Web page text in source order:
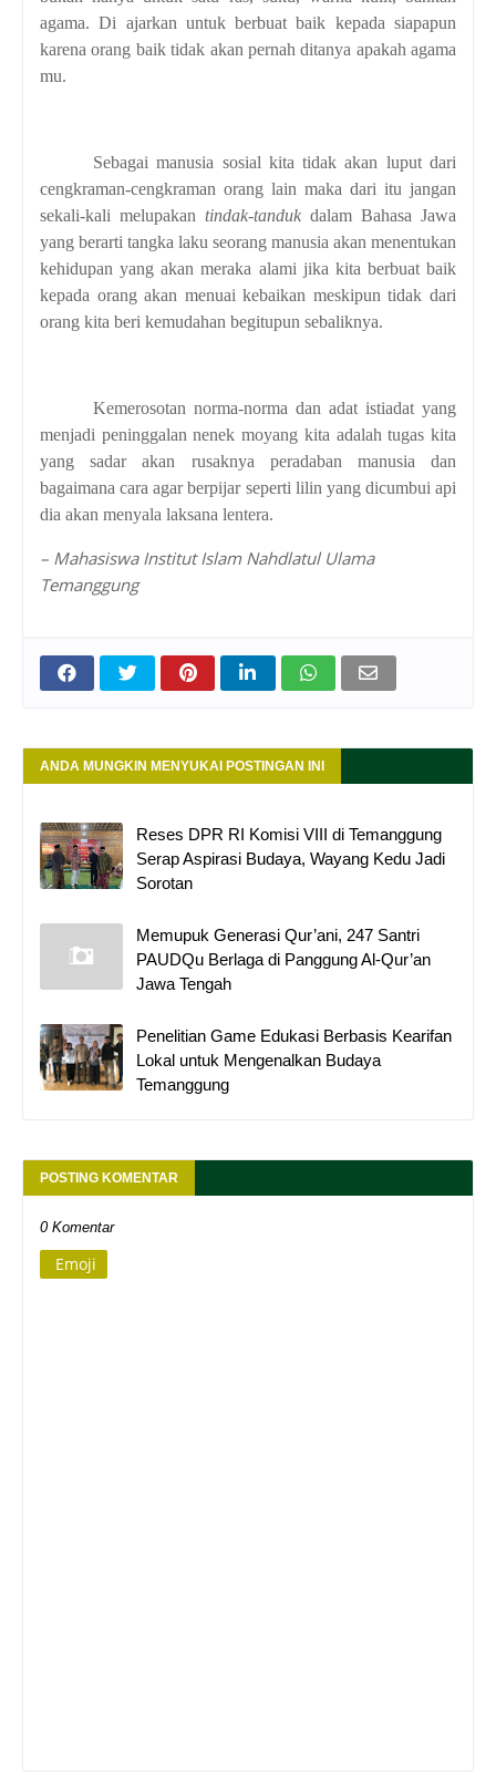
agama. Di ajarkan untuk berbuat baik kepada siapapun
karena orang baik tidak akan pernah ditanya apakah agama
mu.
Sebagai manusia sosial kita tidak akan luput dari
cengkraman-cengkraman orang lain maka dari itu jangan
sekali-kali melupakan tindak-tanduk dalam Bahasa Jawa
yang berarti tangka laku seorang manusia akan menentukan
kehidupan yang akan meraka alami jika kita berbuat baik
kepada orang akan menuai kebaikan meskipun tidak dari
orang kita beri kemudahan begitupun sebaliknya.
Kemerosotan norma-norma dan adat istiadat yang
menjadi peninggalan nenek moyang kita adalah tugas kita
yang sadar akan rusaknya peradaban manusia dan
bagaimana cara agar berpijar seperti lilin yang dicumbui api
dia akan menyala laksana lentera.
– Mahasiswa Institut Islam Nahdlatul Ulama
Temanggung
ANDA MUNGKIN MENYUKAI POSTINGAN INI
Reses DPR RI Komisi VIII di Temanggung
Serap Aspirasi Budaya, Wayang Kedu Jadi
Sorotan
Memupuk Generasi Qur’ani, 247 Santri
PAUDQu Berlaga di Panggung Al-Qur’an
Jawa Tengah
Penelitian Game Edukasi Berbasis Kearifan
Lokal untuk Mengenalkan Budaya
Temanggung
POSTING KOMENTAR
0 Komentar
Emoji